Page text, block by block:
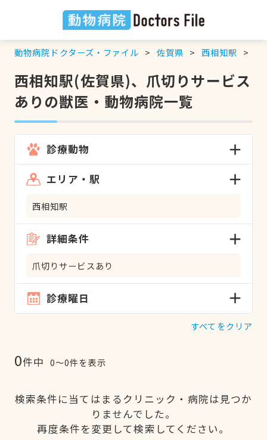
動物病院ドクターズ・ファイル 佐賀県 西相知駅
西相知駅(佐賀県)、爪切りサービス
ありの獣医・動物病院一覧
診療動物
エリア・駅
西相知駅
詳細条件
爪切りサービスあり
診療曜日
すべてをクリア
0件中 0〜0件を表示
検索条件に当てはまるクリニック・病院は見つか
りませんでした。
再度条件を変更して検索してください。